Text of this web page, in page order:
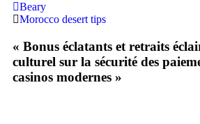
Beary
Morocco desert tips
« Bonus éclatants et retraits
culturel sur la sécurité des
casinos modernes »